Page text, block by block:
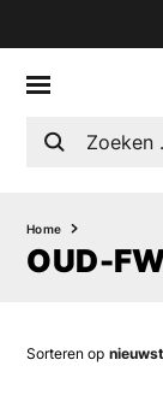
Home
OUD-
Sorteren op